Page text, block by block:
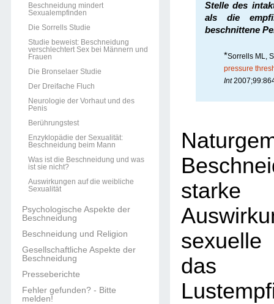
Beschneidung mindert
Sexualempfinden
Die Sorrells Studie
Studie beweist: Beschneidung
verschlechtert Sex bei Männern und
Frauen
Die Bronselaer Studie
Der Dreifache Fluch
Neurologie der Vorhaut und des
Penis
Berührungstest
Enzyklopädie der Sexualität:
Beschneidung beim Mann
Was ist die Beschneidung und was
ist sie nicht?
Auswirkungen auf die weibliche
Sexualität
Psychologische Aspekte der
Beschneidung
Beschneidung und Religion
Gesellschaftliche Aspekte der
Beschneidung
Presseberichte
Fehler gefunden? - Bitte
melden!
Stelle des
als die
beschnittene
*Sorrells ML,
pressure
Int
das